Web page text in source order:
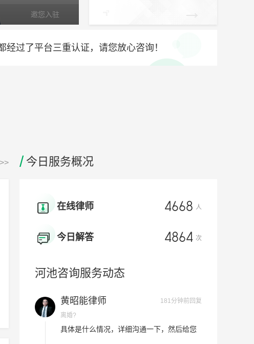
邀您入驻 →
过了平台三重认证，请您放心咨询！
/ 今日服务概况
在线律师 4668 人
今日解答 4864 次
河池咨询服务动态
具体是什么情况，详细沟通一下，然后给您
殷德友律师
7分钟前回复
网上刷单被骗不还钱?
刷单本身违法，但对方已涉嫌诈骗罪。请立